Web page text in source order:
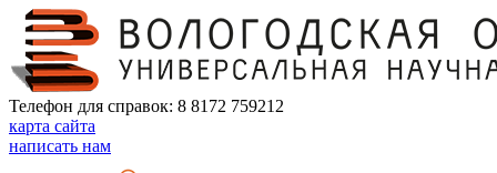
Телефон для справок: 8 8172 759212
карта сайта
написать нам